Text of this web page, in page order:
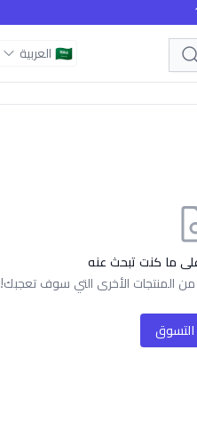
🇸🇦 العربية
ما كنت تبحث عنه
من المنتجات الأخرى التي سوف تعجبك!